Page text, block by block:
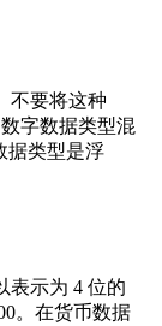
不要将这种
字数据类型混
据类型是浮
表示为 4 位的
。在货币数据